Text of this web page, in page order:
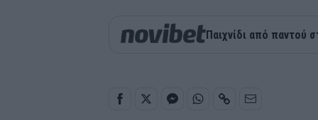
Παιχνίδι από παντού